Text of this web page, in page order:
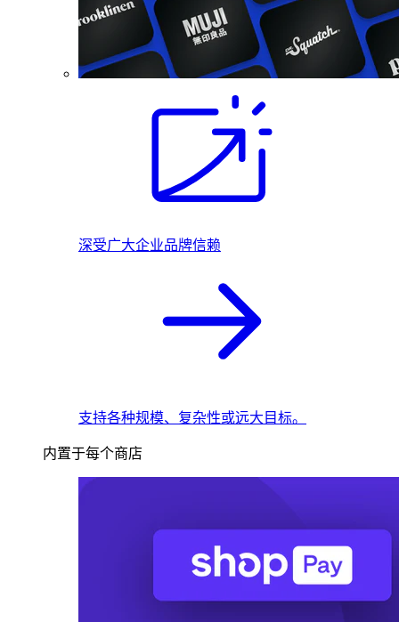
深受广大企业品牌信赖
支持各种规模、复杂性或远大目标。
内置于每个商店